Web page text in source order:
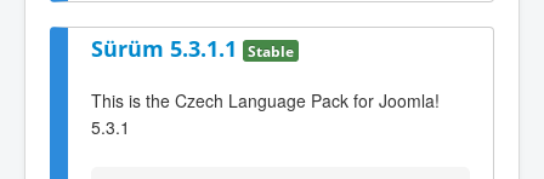
Sürüm 5.3.1.1 Stable
This is the Czech Language Pack for Joomla!
5.3.1